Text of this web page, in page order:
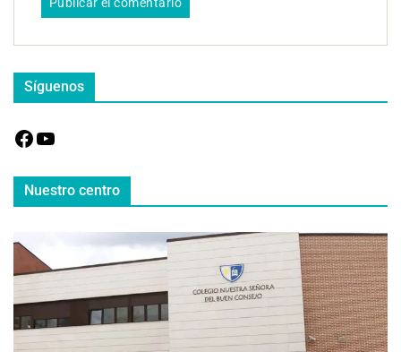
Síguenos
Nuestro centro